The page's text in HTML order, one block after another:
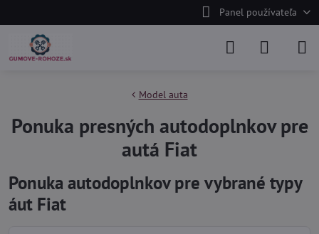
Panel používateľa
Model auta
Ponuka presných autodoplnkov pre
autá Fiat
Ponuka autodoplnkov pre vybrané typy
áut Fiat